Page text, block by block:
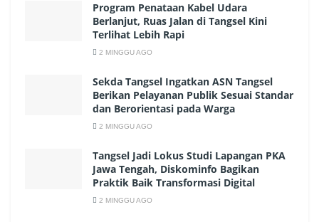
Program Penataan Kabel Udara
Berlanjut, Ruas Jalan di Tangsel Kini
Terlihat Lebih Rapi
2 MINGGU AGO
Sekda Tangsel Ingatkan ASN Tangsel
Berikan Pelayanan Publik Sesuai Standar
dan Berorientasi pada Warga
2 MINGGU AGO
Tangsel Jadi Lokus Studi Lapangan PKA
Jawa Tengah, Diskominfo Bagikan
Praktik Baik Transformasi Digital
2 MINGGU AGO